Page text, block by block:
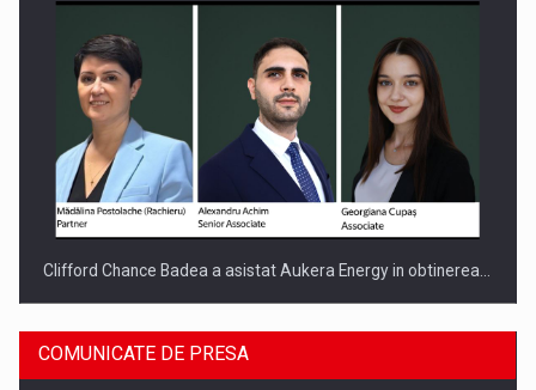
Clifford Chance Badea a asistat Aukera Energy in obtinerea…
COMUNICATE DE PRESA